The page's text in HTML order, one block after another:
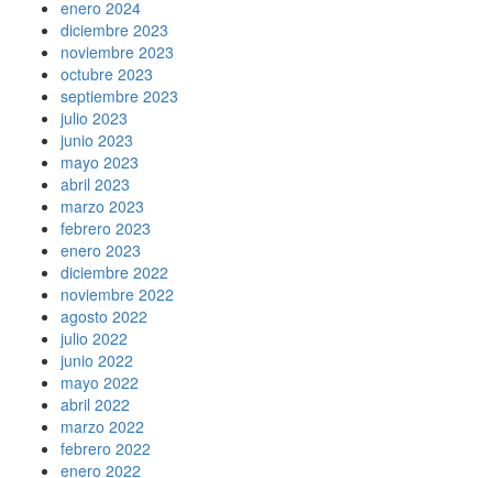
enero 2024
diciembre 2023
noviembre 2023
octubre 2023
septiembre 2023
julio 2023
junio 2023
mayo 2023
abril 2023
marzo 2023
febrero 2023
enero 2023
diciembre 2022
noviembre 2022
agosto 2022
julio 2022
junio 2022
mayo 2022
abril 2022
marzo 2022
febrero 2022
enero 2022